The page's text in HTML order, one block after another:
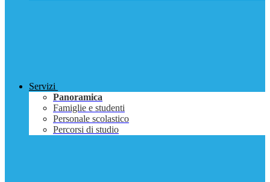
Servizi
Panoramica
Famiglie e studenti
Personale scolastico
Percorsi di studio